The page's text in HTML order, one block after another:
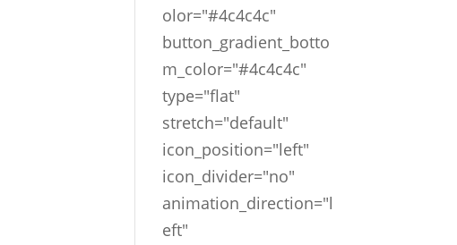
olor="#4c4c4c"
button_gradient_botto
m_color="#4c4c4c"
type="flat"
stretch="default"
icon_position="left"
icon_divider="no"
animation_direction="l
eft"